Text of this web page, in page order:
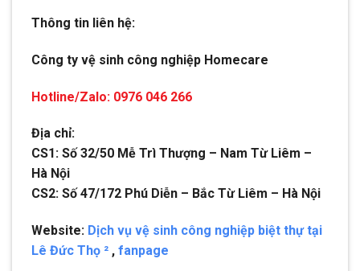
Thông tin liên hệ:
Công ty vệ sinh công nghiệp Homecare
Hotline/Zalo: 0976 046 266
Địa chỉ:
CS1: Số 32/50 Mễ Trì Thượng – Nam Từ Liêm –
Hà Nội
CS2: Số 47/172 Phú Diễn – Bắc Từ Liêm – Hà Nội
Website: Dịch vụ vệ sinh công nghiệp biệt thự tại
Lê Đức Thọ ² , fanpage